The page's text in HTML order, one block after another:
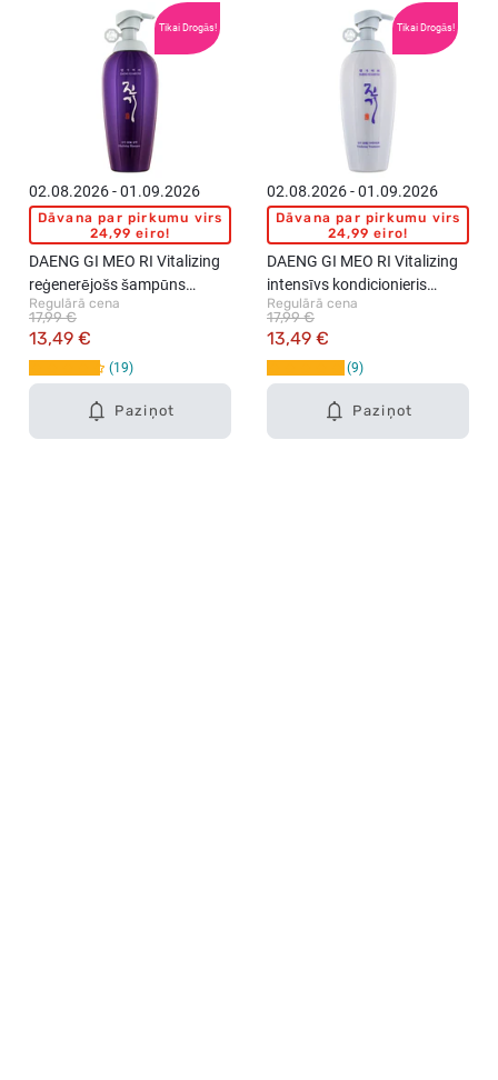
Tikai Drogās!
Paziņot
02.08.2026 - 01.09.2026
Dāvana par pirkumu virs
24,99 eiro!
DAENG GI MEO RI Vitalizing
reģenerējošs šampūns
matiem, 500ml
Regulārā cena
13,49 €
17,99 €
19
Tikai Drogās!
Paziņot
02.08.2026 - 01.09.2026
Dāvana par pirkumu virs
24,99 eiro!
DAENG GI MEO RI Vitalizing
intensīvs kondicionieris
matiem, 500ml
Regulārā cena
13,49 €
17,99 €
9